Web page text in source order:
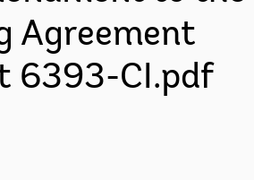
Agreement
6393-CI.pdf